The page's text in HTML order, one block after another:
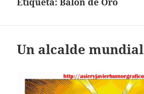
Un alcalde mundial